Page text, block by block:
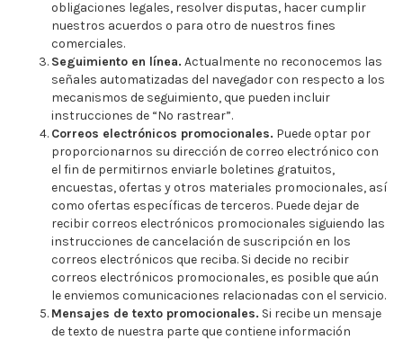
obligaciones legales, resolver disputas, hacer cumplir
nuestros acuerdos o para otro de nuestros fines
comerciales.
Seguimiento en línea. Actualmente no reconocemos las
señales automatizadas del navegador con respecto a los
mecanismos de seguimiento, que pueden incluir
instrucciones de “No rastrear”.
Correos electrónicos promocionales. Puede optar por
proporcionarnos su dirección de correo electrónico con
el fin de permitirnos enviarle boletines gratuitos,
encuestas, ofertas y otros materiales promocionales, así
como ofertas específicas de terceros. Puede dejar de
recibir correos electrónicos promocionales siguiendo las
instrucciones de cancelación de suscripción en los
correos electrónicos que reciba. Si decide no recibir
correos electrónicos promocionales, es posible que aún
le enviemos comunicaciones relacionadas con el servicio.
Mensajes de texto promocionales. Si recibe un mensaje
de texto de nuestra parte que contiene información